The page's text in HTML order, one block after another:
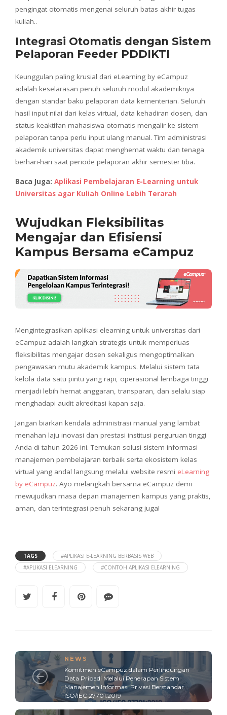
pengingat otomatis mengenai seluruh batas akhir tugas
kuliah..
Integrasi Otomatis dengan Sistem
Pelaporan Feeder PDDIKTI
Keunggulan paling krusial dari eLearning by eCampuz
adalah keselarasan penuh seluruh modul akademiknya
dengan standar baku pelaporan data kementerian. Seluruh
hasil input nilai dari kelas virtual, data kehadiran dosen, dan
status keaktifan mahasiswa otomatis mengalir ke sistem
pelaporan tanpa perlu input ulang manual. Tim administrasi
akademik universitas dapat menghemat waktu dan tenaga
berhari-hari saat periode pelaporan akhir semester tiba.
Baca Juga: Aplikasi Pembelajaran E-Learning untuk
Universitas agar Kuliah Online Lebih Terarah
Wujudkan Fleksibilitas
Mengajar dan Efisiensi
Kampus Bersama eCampuz
Mengintegrasikan aplikasi elearning untuk universitas dari
eCampuz adalah langkah strategis untuk memperluas
fleksibilitas mengajar dosen sekaligus mengoptimalkan
pengawasan mutu akademik kampus. Melalui sistem tata
kelola data satu pintu yang rapi, operasional lembaga tinggi
menjadi lebih hemat anggaran, transparan, dan selalu siap
menghadapi audit akreditasi kapan saja.
Jangan biarkan kendala administrasi manual yang lambat
menahan laju inovasi dan prestasi institusi perguruan tinggi
Anda di tahun 2026 ini. Temukan solusi sistem informasi
manajemen pembelajaran terbaik serta ekosistem kelas
virtual yang andal langsung melalui website resmi eLearning
by eCampuz. Ayo melangkah bersama eCampuz demi
mewujudkan masa depan manajemen kampus yang praktis,
aman, dan terintegrasi penuh sekarang juga!
TAGS
#APLIKASI E-LEARNING BERBASIS WEB
#APLIKASI ELEARNING
#CONTOH APLIKASI ELEARNING
NEWS
Komitmen eCampuz dalam Perlindungan
Data Pribadi Melalui Penerapan Sistem
Manajemen Informasi Privasi Berstandar
ISO/IEC 27701:2019